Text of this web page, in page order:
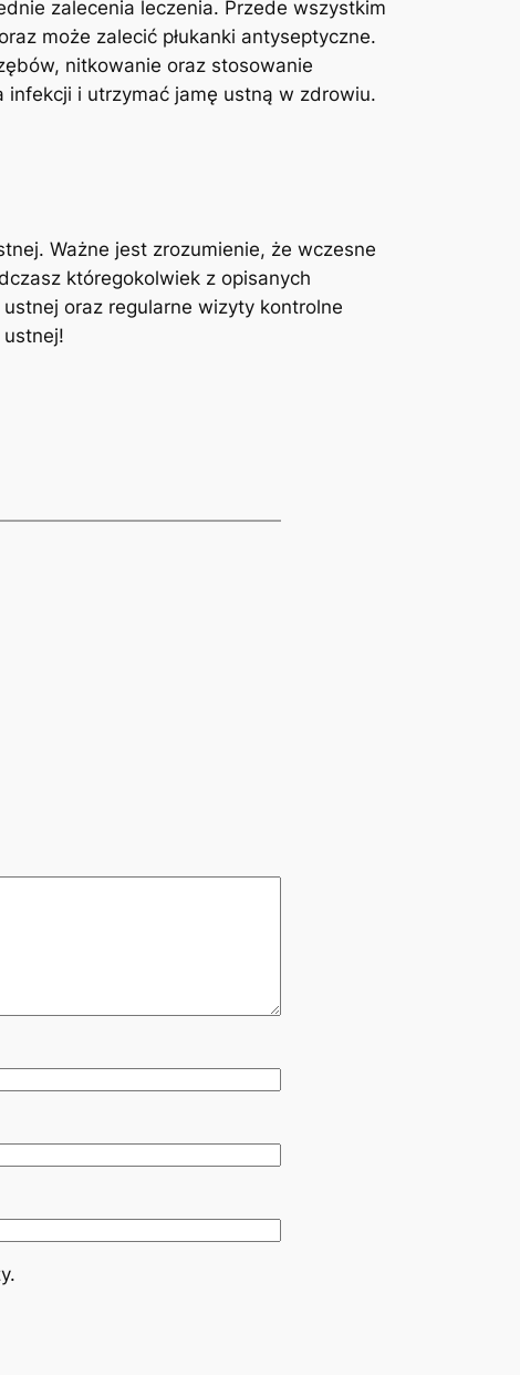
zalecenia‌ leczenia. ‌Przede wszystkim⁤
może zalecić płukanki antyseptyczne.
nitkowanie oraz stosowanie
infekcji i utrzymać jamę ustną w zdrowiu.
Ważne jest zrozumienie, że wczesne
któregokolwiek z‍ opisanych
oraz regularne wizyty kontrolne